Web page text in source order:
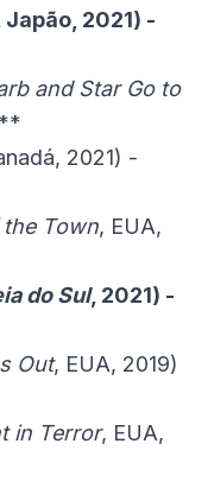
Japão, 2021) -
and Star Go to
2021) -
the Town, EUA,
do Sul, 2021) -
Out, EUA, 2019)
in Terror, EUA,